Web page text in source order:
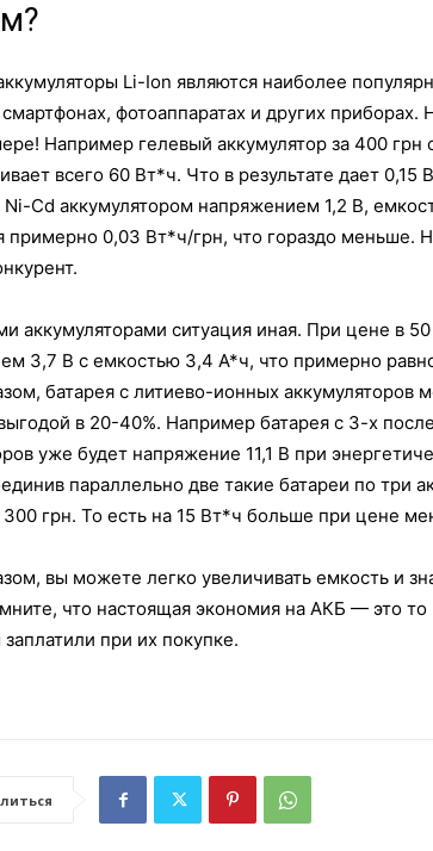
Li-Ion являются наиболее
смартфонах, фотоаппаратах и ​​других
Например гелевый аккумулятор за 400
всего 60 Вт*ч. Что в результате дает 0,15
Cd аккумулятором напряжением 1,2 В,
примерно 0,03 Вт*ч/грн, что гораздо меньше.
аккумуляторами ситуация иная. При цене в
3,7 В с емкостью 3,4 А*ч, что примерно
батарея с литиево-ионных аккумуляторов
в 20-40%. Например батарея с 3-х
уже будет напряжение 11,1 В при
параллельно две такие батареи по три
грн. То есть на 15 Вт*ч больше при цене
вы можете легко увеличивать емкость и
что настоящая экономия на АКБ — это то
при их покупке.